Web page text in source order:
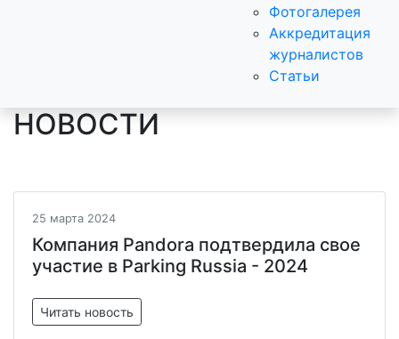
Фотогалерея
Аккредитация
журналистов
Статьи
НОВОСТИ
25 марта 2024
Компания Pandora подтвердила свое
участие в Parking Russia - 2024
Читать новость